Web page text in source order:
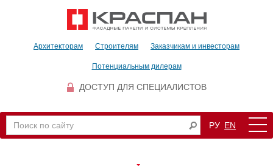
Архитекторам Строителям Заказчикам и инвесторам
Потенциальным дилерам
ДОСТУП ДЛЯ СПЕЦИАЛИСТОВ
РУ EN